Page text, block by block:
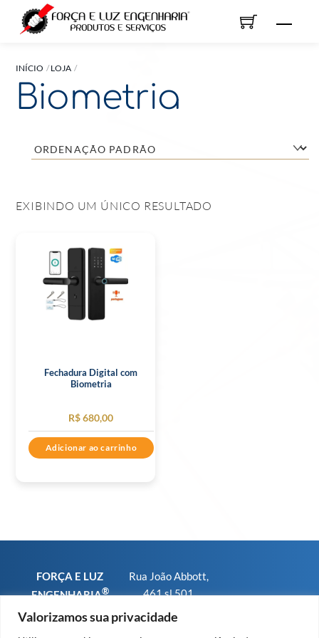
Valorizamos sua privacidade
INÍCIO LOJA
Biometria
EXIBINDO UM ÚNICO RESULTADO
Fechadura Digital com
Biometria
R$680,00
Adicionar ao carrinho
FORÇA E LUZ
ENGENHARIA®
Rua João Abbott,
461 sl 501
Bairro Petrópolis